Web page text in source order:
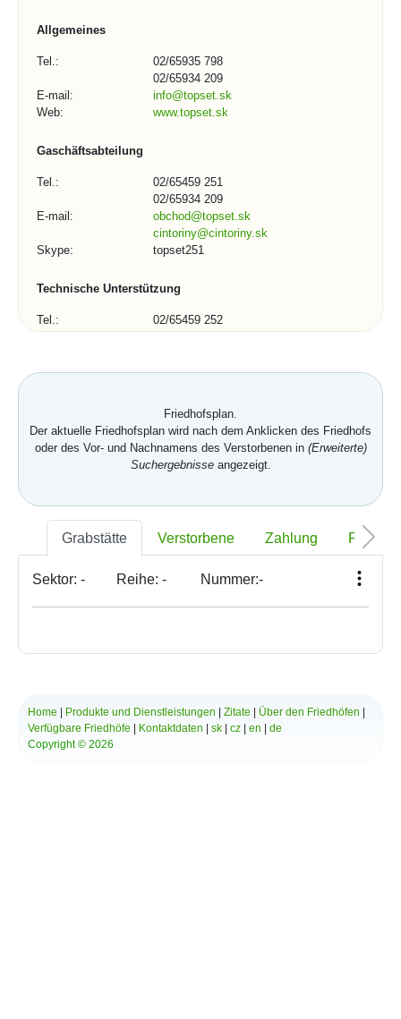
Allgemeines
Tel.:
02/65935 798
02/65934 209
E-mail:
info@topset.sk
Web:
www.topset.sk
Gaschäftsabteilung
Tel.:
02/65459 251
02/65934 209
E-mail:
obchod@topset.sk
cintoriny@cintoriny.sk
Skype:
topset251
Technische Unterstützung
Tel.:
02/65459 252
Skype:
topset272, topset13
Stadt, Gemeinde, Organisation:
*E-mail:
Friedhofsplan.
Der aktuelle Friedhofsplan wird nach dem Anklicken des Friedhofs
oder des Vor- und Nachnamens des Verstorbenen in (Erweiterte)
Suchergebnisseangezeigt.
Grabstätte Verstorbene Zahlung Foto
Sektor: - Reihe: - Nummer:-
Home Produkte und Dienstleistungen Zitate Über den Friedhöfen
Verfügbare Friedhöfe
Kontaktdaten sk cz en
de
Copyright © 2026